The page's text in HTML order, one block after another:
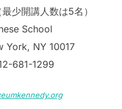
少開講人数は5名）
School
York, NY 10017
681-1299